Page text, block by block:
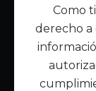
Noticias
Contáctanos
Política de
Como
derecho a